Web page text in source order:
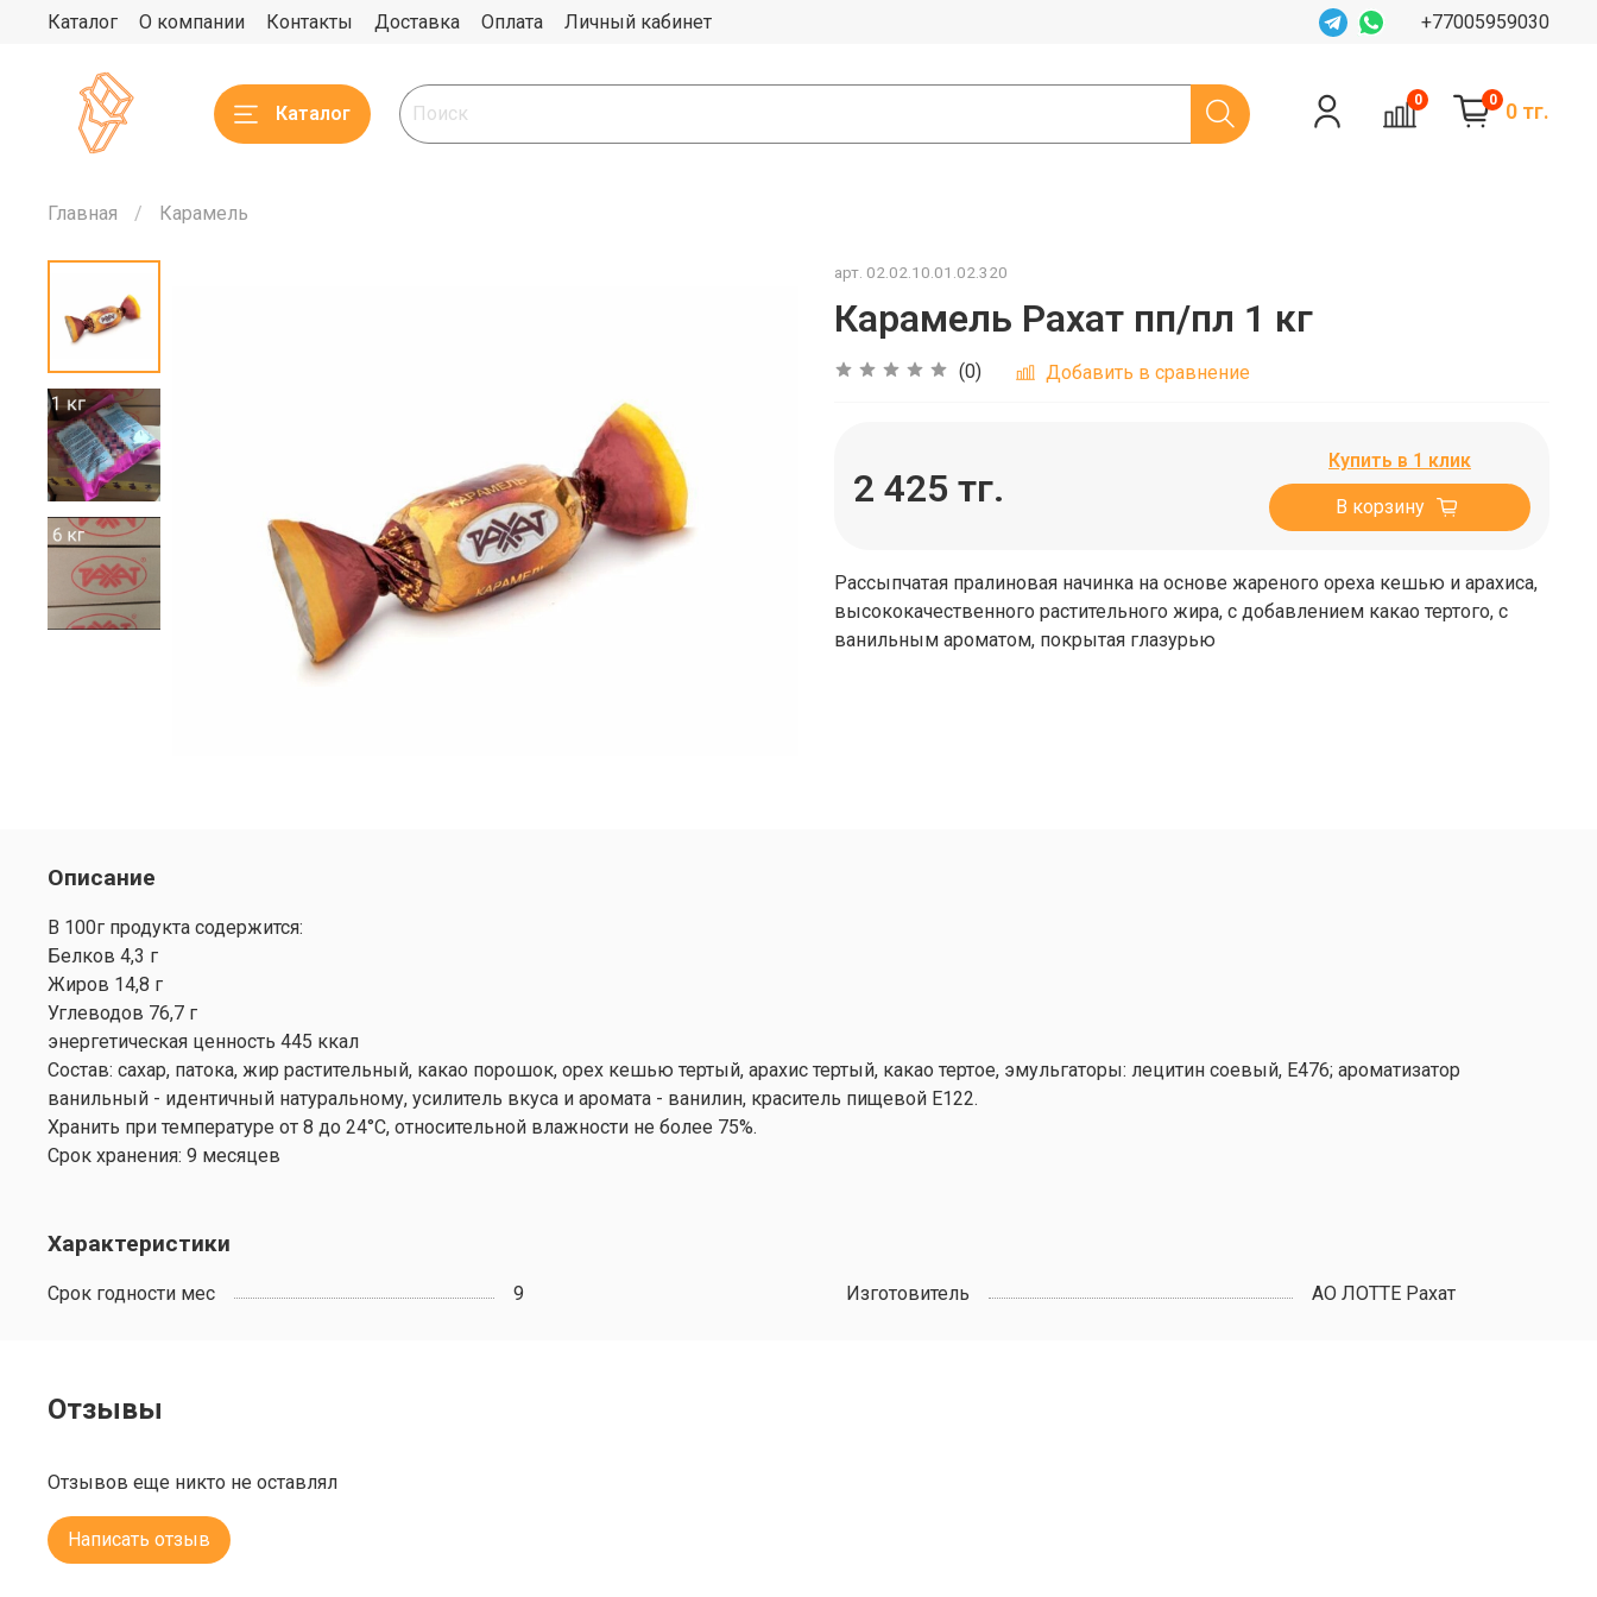
Каталог О компании Контакты Доставка Оплата Личный кабинет +77005959030
Каталог
0 0 0 тг.
Главная Карамель
арт. 02.02.10.01.02.320
Карамель Рахат пп/пл 1 кг
(0) Добавить в сравнение
2 425 тг.
Купить в 1 клик
В корзину
Рассыпчатая пралиновая начинка на основе жареного ореха кешью и арахиса,
высококачественного растительного жира, с добавлением какао тертого, с
ванильным ароматом, покрытая глазурью
Описание
В 100г продукта содержится:
Белков 4,3 г
Жиров 14,8 г
Углеводов 76,7 г
энергетическая ценность 445 ккал
Состав: сахар, патока, жир растительный, какао порошок, орех кешью тертый, арахис тертый, какао тертое, эмульгаторы: лецитин соевый, Е476; ароматизатор
ванильный - идентичный натуральному, усилитель вкуса и аромата - ванилин, краситель пищевой Е122.
Хранить при температуре от 8 до 24°С, относительной влажности не более 75%.
Срок хранения: 9 месяцев
Характеристики
Срок годности мес 9 Изготовитель АО ЛОТТЕ Рахат
Отзывы
Отзывов еще никто не оставлял
Написать отзыв